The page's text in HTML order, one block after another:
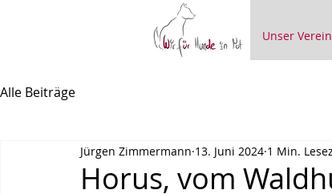
Unser Verein
Alle Beiträge
Horus, vom
Jürgen Zimmermann 13. Juni 2024 1 Min.